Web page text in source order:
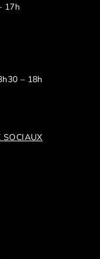
17h
– 18h
SOCIAUX